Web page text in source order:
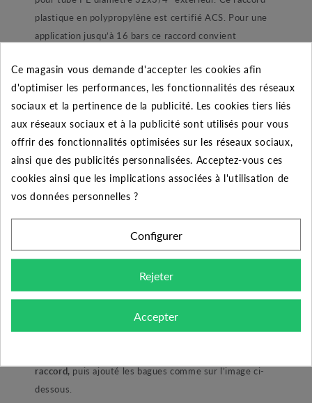
plastique en polypropylène est certifié ACS. Pour une
application jusqu’à 16 bars ce raccord convient
d’arrosage automatique enterré. Dans sa conception le
raccord est composé d’un joint torique lubrifié pour une
étanchéité parfaite. Ensuite nous retrouvons une bague
de blocage de joint afin de ne pas le perdre lors du
montage et démontage du raccord. Une bague de
blocage en POM blanc permettant de maintenir le tube.
Et enfin une bague de serrage ergonomique qui à pour
but de refermer et maintenir l’ensemble.
Conseil de montage :
Pour bien monter ce raccord voici une procédure
simple,
1/ démonté la bague noire du raccord.
raccord,puis ajouté les bagues comme sur l’image ci-
dessous.
Ce magasin vous demande d'accepter les cookies afin
d'optimiser les performances, les fonctionnalités des réseaux
sociaux et la pertinence de la publicité. Les cookies tiers liés
aux réseaux sociaux et à la publicité sont utilisés pour vous
offrir des fonctionnalités optimisées sur les réseaux sociaux,
ainsi que des publicités personnalisées. Acceptez-vous ces
cookies ainsi que les implications associées à l'utilisation de
vos données personnelles ?
Configurer
Rejeter
Accepter